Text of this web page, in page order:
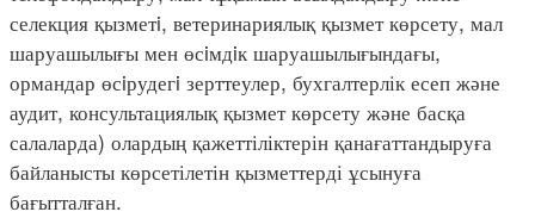
селекция қызметi, ветеринариялық қызмет көрсету, мал
шаруашылығы мен өсiмдiк шаруашылығындағы,
ормандар өсiрудегi зерттеулер, бухгалтерлік есеп және
аудит, консультациялық қызмет көрсету және басқа
салаларда) олардың қажеттіліктерін қанағаттандыруға
байланысты көрсетілетін қызметтерді ұсынуға
бағытталған.